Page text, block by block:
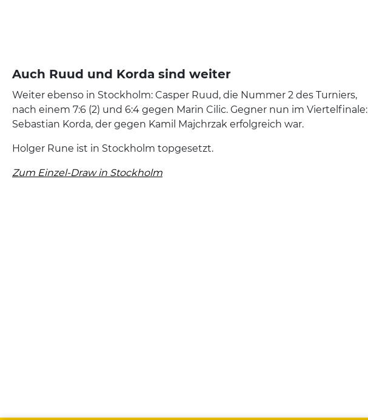
Auch Ruud und Korda sind weiter
Weiter ebenso in Stockholm: Casper Ruud, die Nummer 2 des Turniers,
nach einem 7:6 (2) und 6:4 gegen Marin Cilic. Gegner nun im Viertelfinale:
Sebastian Korda, der gegen Kamil Majchrzak erfolgreich war.
Holger Rune ist in Stockholm topgesetzt.
Zum Einzel-Draw in Stockholm